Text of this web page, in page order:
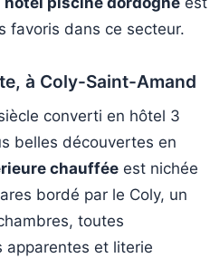
favoris dans ce secteur.
à Coly-Saint-Amand
converti en hôtel 3
belles découvertes en
chauffée est nichée
bordé par le Coly, un
toutes
apparentes et literie